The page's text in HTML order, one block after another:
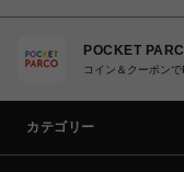
POCKET
コイン＆クーポン
カテゴリー